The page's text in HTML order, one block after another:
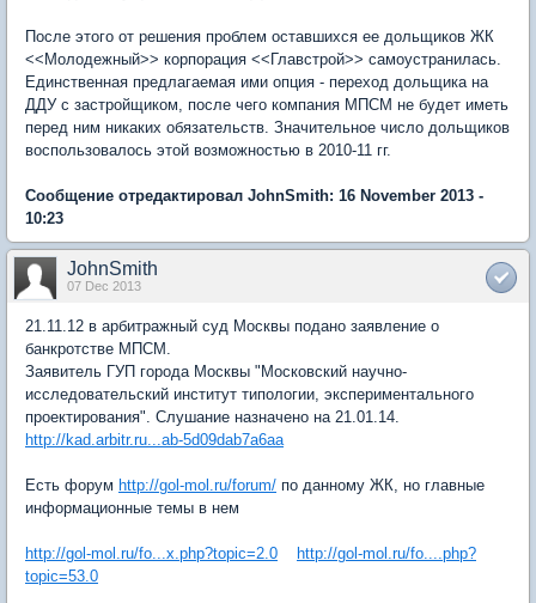
После этого от решения проблем оставшихся ее дольщиков ЖК
<<Молодежный>> корпорация <<Главстрой>> самоустранилась.
Единственная предлагаемая ими опция - переход дольщика на
ДДУ с застройщиком, после чего компания МПСМ не будет иметь
перед ним никаких обязательств. Значительное число дольщиков
воспользовалось этой возможностью в 2010-11 гг.
Сообщение отредактировал JohnSmith: 16 November 2013 -
10:23
JohnSmith
07 Dec 2013
21.11.12 в арбитражный суд Москвы подано заявление о
банкротстве МПСМ.
Заявитель ГУП города Москвы "Московский научно-
исследовательский институт типологии, экспериментального
проектирования". Слушание назначено на 21.01.14.
http://kad.arbitr.ru...ab-5d09dab7a6aa
Есть форум http://gol-mol.ru/forum/ по данному ЖК, но главные
информационные темы в нем
http://gol-mol.ru/fo...x.php?topic=2.0
http://gol-mol.ru/fo....php?
topic=53.0